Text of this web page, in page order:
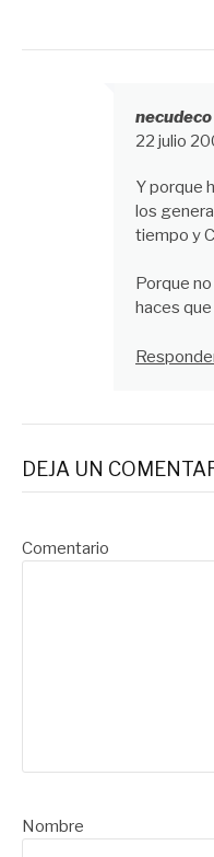
necudeco
22 julio
Y porque
los
tiempo y
Porque
haces
DEJA UN
Comentario
Nombre